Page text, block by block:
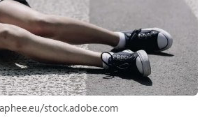
stock.adobe.com